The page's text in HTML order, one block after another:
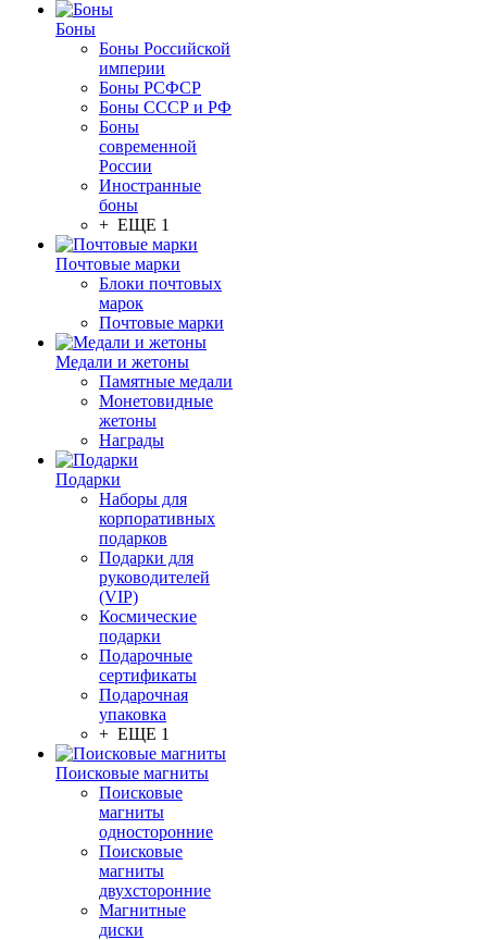
Боны
Боны Российской
империи
Боны РСФСР
Боны СССР и РФ
Боны
современной
России
Иностранные
боны
+ ЕЩЕ 1
Почтовые марки
Блоки почтовых
марок
Почтовые марки
Медали и жетоны
Памятные медали
Монетовидные
жетоны
Награды
Подарки
Наборы для
корпоративных
подарков
Подарки для
руководителей
(VIP)
Космические
подарки
Подарочные
сертификаты
Подарочная
упаковка
+ ЕЩЕ 1
Поисковые магниты
Поисковые
магниты
односторонние
Поисковые
магниты
двухсторонние
Магнитные
диски